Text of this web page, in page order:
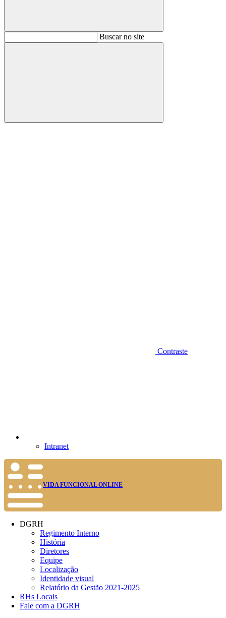
BuscarBuscar no site
Buscar
Contraste
Intranet
VIDA FUNCIONAL ONLINE
DGRH
Regimento Interno
História
Diretores
Equipe
Localização
Identidade visual
Relatório da Gestão 2021-2025
RHs Locais
Fale com a DGRH